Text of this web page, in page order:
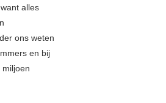
alles
ons weten
en bij